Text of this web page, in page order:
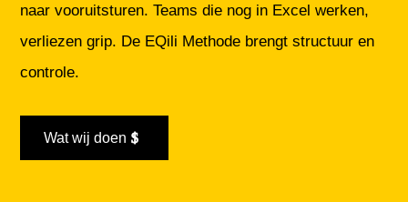
naar vooruitsturen. Teams die nog in Excel werken,
verliezen grip. De EQili Methode brengt structuur en
controle.
Wat wij doen